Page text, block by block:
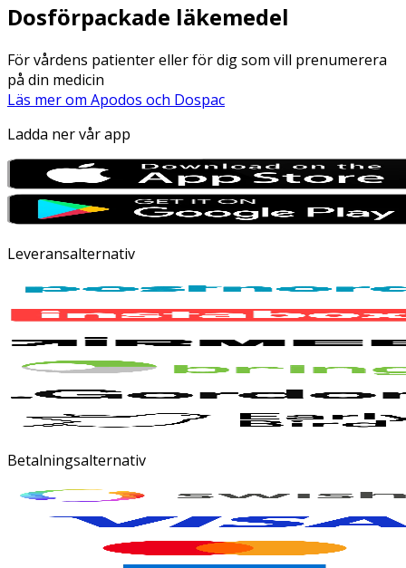
Dosförpackade läkemedel
För vårdens patienter eller för dig som vill prenumerera
på din medicin
Läs mer om Apodos och Dospac
Ladda ner vår app
Leveransalternativ
Betalningsalternativ